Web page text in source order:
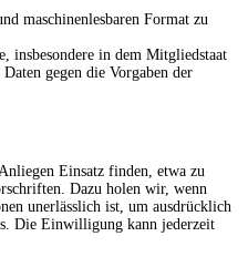
maschinenlesbaren Format zu
insbesondere in dem Mitgliedstaat
gegen die Vorgaben der
Einsatz finden, etwa zu
Dazu holen wir, wenn
unerlässlich ist, um ausdrücklich
Die Einwilligung kann jederzeit